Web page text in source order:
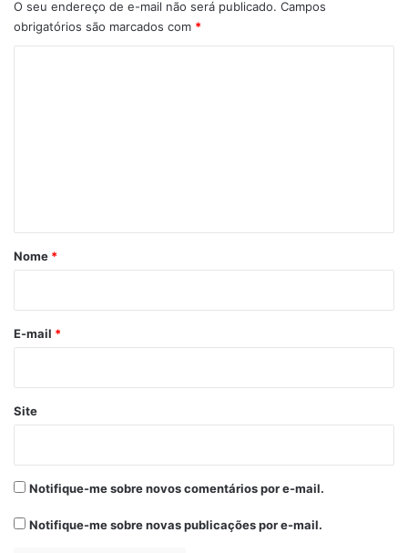
O seu endereço de e-mail não será publicado. Campos
obrigatórios são marcados com *
r
*
Nome *
E-mail *
Site
Notifique-me sobre novos comentários por e-mail.
Notifique-me sobre novas publicações por e-mail.